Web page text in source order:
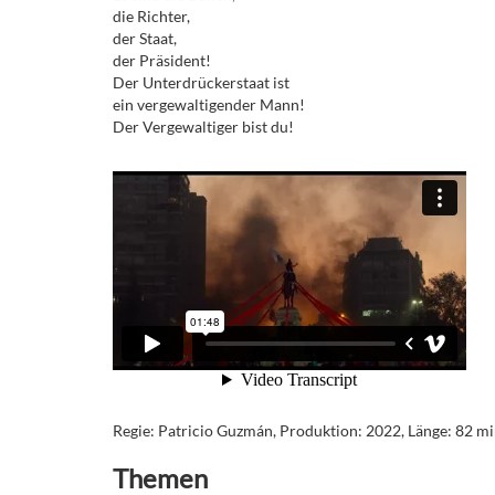
die Richter,
der Staat,
der Präsident!
Der Unterdrückerstaat ist
ein vergewaltigender Mann!
Der Vergewaltiger bist du!
Regie: Patricio Guzmán, Produktion: 2022, Länge: 82
Themen